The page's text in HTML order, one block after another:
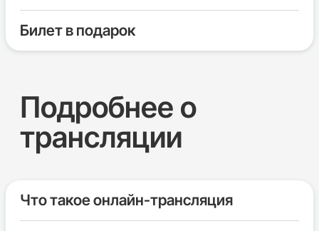
Билет в подарок
Подробнее о
трансляции
Что такое онлайн-трансляция